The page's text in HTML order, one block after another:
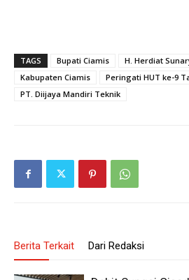
TAGS Bupati Ciamis H. Herdiat
Kabupaten Ciamis
Peringati HUT ke-9
PT. Diijaya Mandiri Teknik
Berita Terkait Dari Redaksi